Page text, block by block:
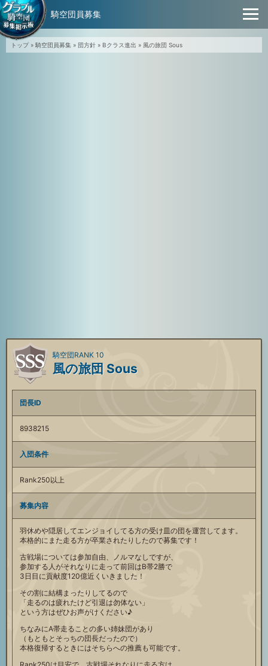
トップ» 騎空団員募集 » 団方針 » Bクラス進出 » 風の旅団 Sous
風の旅団 Sous
騎空団RANK 10
団長ID
8938215
入団条件
Rank250以上
募集内容
羽休めや隠居してエンジョイしてる方の受け皿の団を運営してます。
本格的にまた走る方が卒業されたりしたので募集です！
古戦場については参加自由、ノルマなしですが、
参加する人がそれなりに走って前回はB帯2勝で
3日目に貢献度120億近くいきました！
その割に結構まったりしてるので
「走るのは疲れたけど引退は勿体ない」
という方はぜひお声がけください♪
ちなみにA帯走ることの多い姉妹団があり
（もともとそっちの団長だったので）
本格復帰するときにはそちらへの推薦も可能です。
騎空団員募集